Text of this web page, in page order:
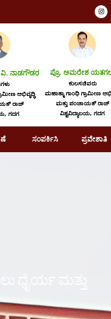
ವಿ. ನಾಡಗೌಡರ
ಅಭಿವೃದ್ಧಿ
ರಾಜ್
ಗದಗ
ಪ್ರೊ. ಅಮರೇಶ
ಕುಲಸಚಿವರು
ಮಹಾತ್ಮಾ ಗಾಂಧಿ ಗ್ರಾಮೀಣ
ಮತ್ತು ಪಂಚಾಯತ್ ರಾಜ್
ವಿಶ್ವವಿದ್ಯಾಲಯ, ಗದಗ
ಸಂಪರ್ಕಿಸಿ ಪ್ರವೇಶಾತಿ